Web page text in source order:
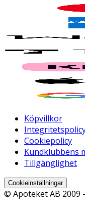
Köpvillkor
Cookiepolicy
Kundklubbens
Tillgänglighet
Cookieinställningar
© Apoteket AB 2009 -